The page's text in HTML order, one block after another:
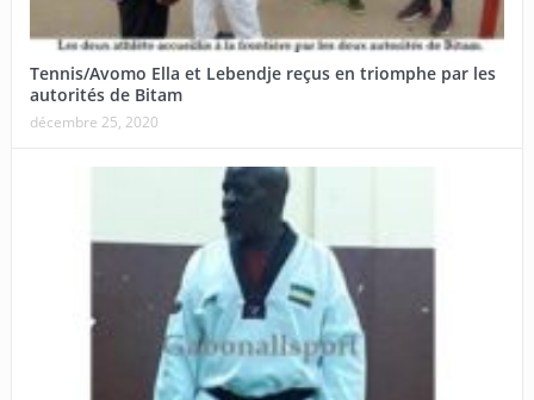
Tennis/Avomo Ella et Lebendje reçus en triomphe par les
autorités de Bitam
décembre 25, 2020